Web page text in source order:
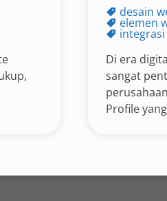
desain
elemen
Di era
sangat
Profile